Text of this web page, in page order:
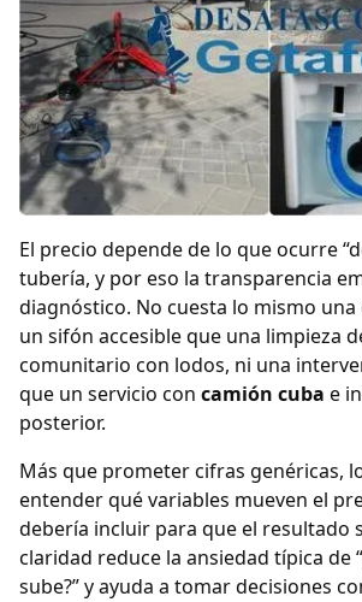
El precio depende de lo que ocurre
tubería, y por eso la transparencia
diagnóstico. No cuesta lo mismo
un sifón accesible que una limpieza
comunitario con lodos, ni una
que un servicio con camión cuba e
posterior.
Más que prometer cifras genéricas,
entender qué variables mueven el
debería incluir para que el resultado
claridad reduce la ansiedad típica de
sube?” y ayuda a tomar decisiones